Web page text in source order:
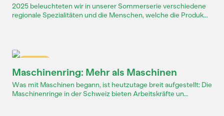
2025 beleuchteten wir in unserer Sommerserie verschiedene
regionale Spezialitäten und die Menschen, welche die Produk...
Maschinenring: Mehr als Maschinen
Was mit Maschinen begann, ist heutzutage breit aufgestellt: Die
Maschinenringe in der Schweiz bieten Arbeitskräfte un...